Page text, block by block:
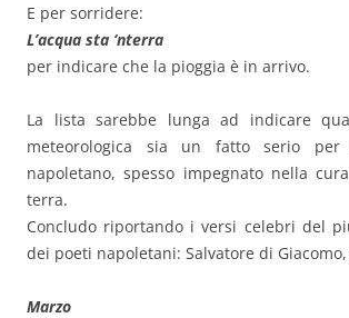
E per sorridere:
L’acqua sta ‘nterra
per indicare che la pioggia è in arrivo.
La lista sarebbe lunga ad indicare
meteorologica sia un fatto serio per
napoletano, spesso impegnato nella
terra.
Concludo riportando i versi celebri del
dei poeti napoletani: Salvatore di
Marzo